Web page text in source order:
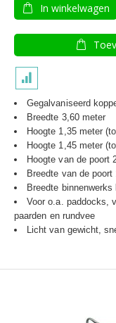
In winkelwagen
Gegalvaniseerd
Breedte 3,60 meter
Hoogte 1,35 meter
Hoogte 1,45 meter
Hoogte van de poort
Breedte van de poort
Breedte
Voor o.a. paddocks,
paarden en rundvee
Licht van gewicht,